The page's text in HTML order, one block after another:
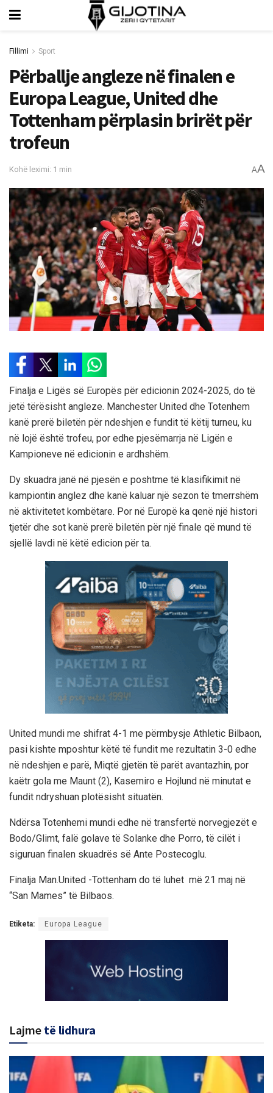
Fillimi Sport
Përballje angleze në finalen e
Europa League, United dhe
Tottenham përplasin brirët për
trofeun
Kohë leximi: 1 min AA
Finalja e Ligës së Europës për edicionin 2024-2025, do të
jetë tërësisht angleze. Manchester United dhe Totenhem
kanë prerë biletën për ndeshjen e fundit të këtij turneu, ku
në lojë është trofeu, por edhe pjesëmarrja në Ligën e
Kampioneve në edicionin e ardhshëm.
Dy skuadra janë në pjesën e poshtme të klasifikimit në
kampiontin anglez dhe kanë kaluar një sezon të tmerrshëm
në aktivitetet kombëtare. Por në Europë ka qenë një histori
tjetër dhe sot kanë prerë biletën për një finale që mund të
sjellë lavdi në këtë edicion për ta.
United mundi me shifrat 4-1 me përmbysje Athletic Bilbaon,
pasi kishte mposhtur këtë të fundit me rezultatin 3-0 edhe
në ndeshjen e parë, Miqtë gjetën të parët avantazhin, por
kaëtr gola me Maunt (2), Kasemiro e Hojlund në minutat e
fundit ndryshuan plotësisht situatën.
Ndërsa Totenhemi mundi edhe në transfertë norvegjezët e
Bodo/Glimt, falë golave të Solanke dhe Porro, të cilët i
siguruan finalen skuadrës së Ante Postecoglu.
Finalja Man.United -Tottenham do të luhet më 21 maj në
“San Mames” të Bilbaos.
Etiketa: Europa League
Lajme të lidhura